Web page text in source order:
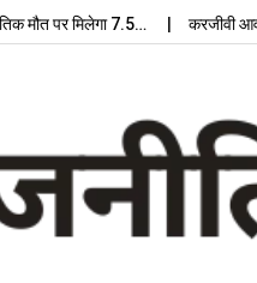
पर मिलेगा 7.5… करजीवी आवास